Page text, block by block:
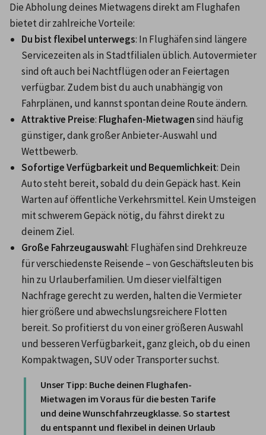
Die Abholung deines Mietwagens direkt am Flughafen
bietet dir zahlreiche Vorteile:
Du bist flexibel unterwegs: In Flughäfen sind längere
Servicezeiten als in Stadtfilialen üblich. Autovermieter
sind oft auch bei Nachtflügen oder an Feiertagen
verfügbar. Zudem bist du auch unabhängig von
Fahrplänen, und kannst spontan deine Route ändern.
Attraktive Preise: Flughafen-Mietwagen sind häufig
günstiger, dank großer Anbieter-Auswahl und
Wettbewerb.
Sofortige Verfügbarkeit und Bequemlichkeit: Dein
Auto steht bereit, sobald du dein Gepäck hast. Kein
Warten auf öffentliche Verkehrsmittel. Kein Umsteigen
mit schwerem Gepäck nötig, du fährst direkt zu
deinem Ziel.
Große Fahrzeugauswahl: Flughäfen sind Drehkreuze
für verschiedenste Reisende – von Geschäftsleuten bis
hin zu Urlauberfamilien. Um dieser vielfältigen
Nachfrage gerecht zu werden, halten die Vermieter
hier größere und abwechslungsreichere Flotten
bereit. So profitierst du von einer größeren Auswahl
und besseren Verfügbarkeit, ganz gleich, ob du einen
Kompaktwagen, SUV oder Transporter suchst.
Unser Tipp: Buche deinen Flughafen-
Mietwagen im Voraus für die besten Tarife
und deine Wunschfahrzeugklasse. So startest
du entspannt und flexibel in deinen Urlaub